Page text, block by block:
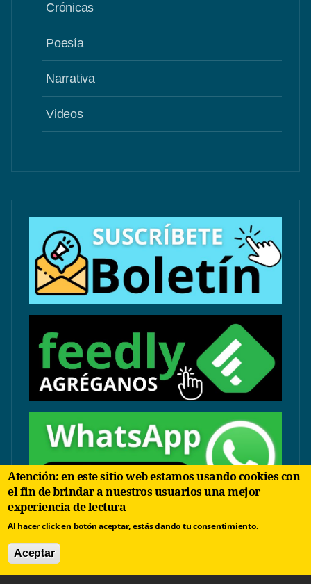
Crónicas
Poesía
Narrativa
Videos
Sólo temas comerciales:
negocios@arbolinvertido.com
Atención: en este sitio web estamos usando cookies con
el fin de brindar a nuestros usuarios una mejor
experiencia de lectura
Al hacer click en botón aceptar, estás dando tu consentimiento.
Aceptar